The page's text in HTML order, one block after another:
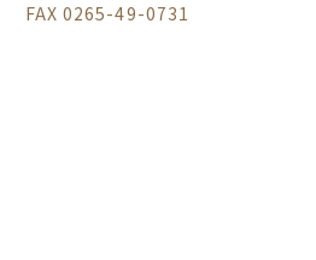
FAX 0265-49-0731